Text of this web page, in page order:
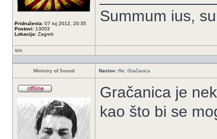
Pridružen/a: 07 ruj 2012, 20:35
Postovi: 13003
Lokacija: Zagreb
Summum ius,
Vrh
Ministry of Sound Naslov: Re: Gračanica
Gračanica je
kao što bi se